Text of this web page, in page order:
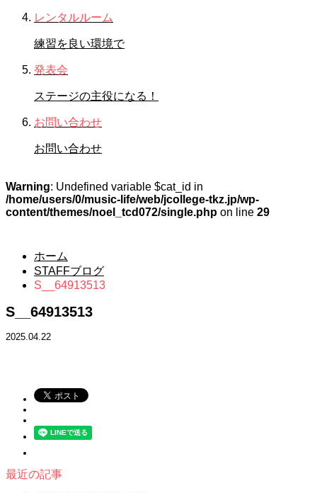
レンタルルーム
練習を良い環境で
発表会
ステージの主役になる！
お問い合わせ
お問い合わせ
Warning: Undefined variable $cat_id in
/home/users/0/music-life/web/jcollege-tkz.jp/wp-
content/themes/noel_tcd072/single.php on line 29
ホーム
STAFFブログ
S__64913513
S__64913513
2025.04.22
最近の記事